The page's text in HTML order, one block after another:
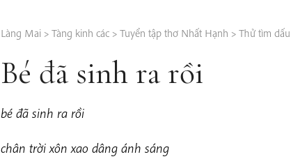
Làng Mai> Tàng kinh các> Tuyển tập thơ Nhất Hạnh > Thử tìm
Bé đã sinh ra rồi
bé đã sinh ra rồi
chân trời xôn xao dâng ánh sáng